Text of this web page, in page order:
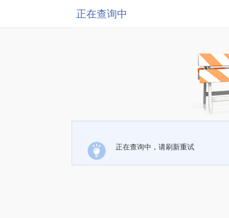
正在查询中
正在查询中，请刷新重试